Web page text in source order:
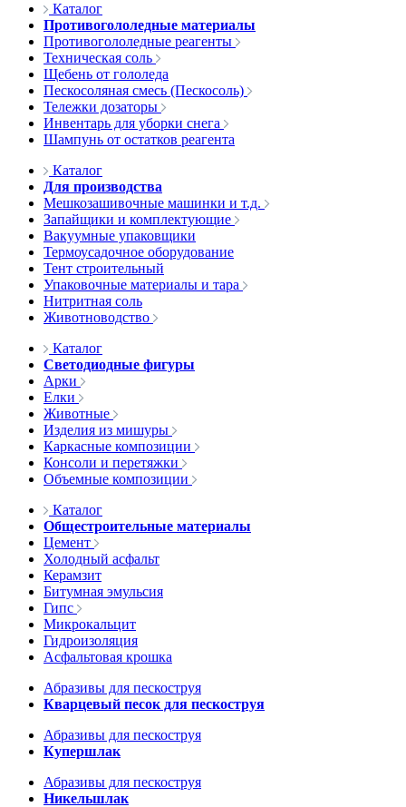
Каталог
Противогололедные материалы
Противогололедные реагенты
Техническая соль
Щебень от гололеда
Пескосоляная смесь (Пескосоль)
Тележки дозаторы
Инвентарь для уборки снега
Шампунь от остатков реагента
Каталог
Для производства
Мешкозашивочные машинки и т.д.
Запайщики и комплектующие
Вакуумные упаковщики
Термоусадочное оборудование
Тент строительный
Упаковочные материалы и тара
Нитритная соль
Животноводство
Каталог
Светодиодные фигуры
Арки
Елки
Животные
Изделия из мишуры
Каркасные композиции
Консоли и перетяжки
Объемные композиции
Каталог
Общестроительные материалы
Цемент
Холодный асфальт
Керамзит
Битумная эмульсия
Гипс
Микрокальцит
Гидроизоляция
Асфальтовая крошка
Абразивы для пескоструя
Кварцевый песок для пескоструя
Абразивы для пескоструя
Купершлак
Абразивы для пескоструя
Никельшлак